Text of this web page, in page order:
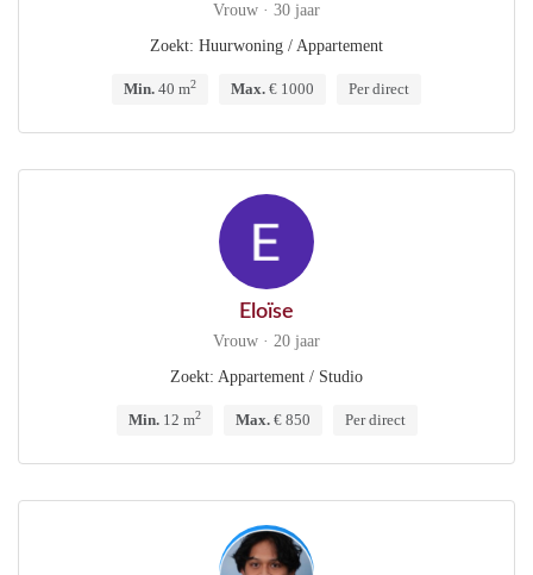
Vrouw · 30 jaar
Zoekt: Huurwoning / Appartement
Min. 40 m2 Max. € 1000 Per direct
Eloïse
Vrouw · 20 jaar
Zoekt: Appartement / Studio
Min.12 m2 Max.€ 850 Per direct